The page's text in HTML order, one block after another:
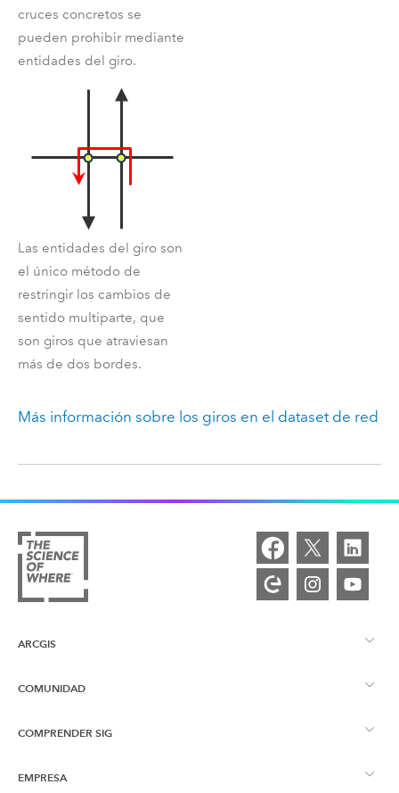
cruces concretos se
pueden prohibir mediante
entidades del giro.
Las entidades del giro son
el único método de
restringir los cambios de
sentido multiparte, que
son giros que atraviesan
más de dos bordes.
Más información sobre los giros en el dataset de red
ARCGIS
Descripción general de ArcGIS
COMUNIDAD
Comunidad de Esri
COMPRENDER SIG
¿Qué son los SIG?
EMPRESA